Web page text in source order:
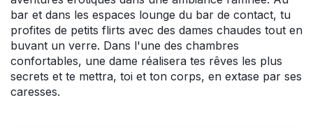
bar et dans les espaces lounge du bar de contact, tu
profites de petits flirts avec des dames chaudes tout en
buvant un verre. Dans l'une des chambres
confortables, une dame réalisera tes rêves les plus
secrets et te mettra, toi et ton corps, en extase par ses
caresses.